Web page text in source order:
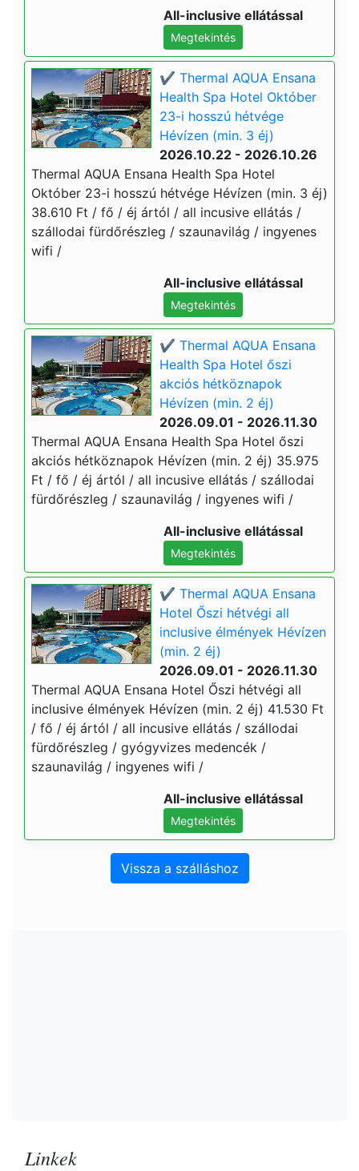
All-inclusive ellátással
Megtekintés
✔️ Thermal AQUA Ensana
Health Spa Hotel Október
23-i hosszú hétvége
Hévízen (min. 3 éj)
2026.10.22 - 2026.10.26
Thermal AQUA Ensana Health Spa Hotel
Október 23-i hosszú hétvége Hévízen (min. 3 éj)
38.610 Ft / fő / éj ártól / all incusive ellátás /
szállodai fürdőrészleg / szaunavilág / ingyenes
wifi /
All-inclusive ellátással
Megtekintés
✔️ Thermal AQUA Ensana
Health Spa Hotel őszi
akciós hétköznapok
Hévízen (min. 2 éj)
2026.09.01 - 2026.11.30
Thermal AQUA Ensana Health Spa Hotel őszi
akciós hétköznapok Hévízen (min. 2 éj) 35.975
Ft / fő / éj ártól / all incusive ellátás / szállodai
fürdőrészleg / szaunavilág / ingyenes wifi /
All-inclusive ellátással
Megtekintés
✔️ Thermal AQUA Ensana
Hotel Őszi hétvégi all
inclusive élmények Hévízen
(min. 2 éj)
2026.09.01 - 2026.11.30
Thermal AQUA Ensana Hotel Őszi hétvégi all
inclusive élmények Hévízen (min. 2 éj) 41.530 Ft
/ fő / éj ártól / all incusive ellátás / szállodai
fürdőrészleg / gyógyvizes medencék /
szaunavilág / ingyenes wifi /
All-inclusive ellátással
Megtekintés
Vissza a szálláshoz
Linkek